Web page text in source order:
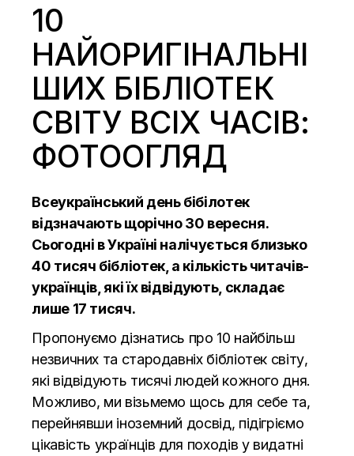
10
НАЙОРИГІНАЛЬНІ
ШИХ БІБЛІОТЕК
СВІТУ ВСІХ ЧАСІВ:
ФОТООГЛЯД
Всеукраїнський день бібілотек
відзначають щорічно 30 вересня.
Сьогодні в Україні налічується близько
40 тисяч бібліотек, а кількість читачів-
українців, які їх відвідують, складає
лише 17 тисяч.
Пропонуємо дізнатись про 10 найбільш
незвичних та стародавніх бібліотек світу,
які відвідують тисячі людей кожного дня.
Можливо, ми візьмемо щось для себе та,
перейнявши іноземний досвід, підігріємо
цікавість українців для походів у видатні